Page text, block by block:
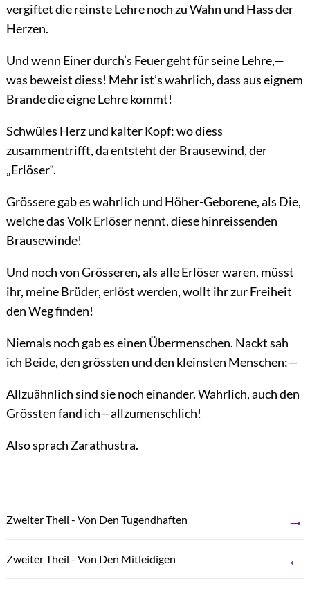
vergiftet die reinste Lehre noch zu Wahn und Hass der
Herzen.
Und wenn Einer durch’s Feuer geht für seine Lehre,—
was beweist diess! Mehr ist’s wahrlich, dass aus eignem
Brande die eigne Lehre kommt!
Schwüles Herz und kalter Kopf: wo diess
zusammentrifft, da entsteht der Brausewind, der
„Erlöser“.
Grössere gab es wahrlich und Höher-Geborene, als Die,
welche das Volk Erlöser nennt, diese hinreissenden
Brausewinde!
Und noch von Grösseren, als alle Erlöser waren, müsst
ihr, meine Brüder, erlöst werden, wollt ihr zur Freiheit
den Weg finden!
Niemals noch gab es einen Übermenschen. Nackt sah
ich Beide, den grössten und den kleinsten Menschen:—
Allzuähnlich sind sie noch einander. Wahrlich, auch den
Grössten fand ich—allzumenschlich!
Also sprach Zarathustra.
Zweiter Theil - Von Den Tugendhaften →
Zweiter Theil - Von Den Mitleidigen ←